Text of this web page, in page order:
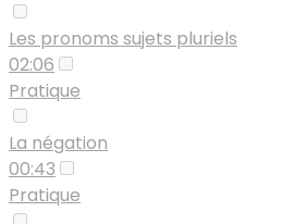
Les pronoms sujets pluriels
02:06
Pratique
La négation
00:43
Pratique